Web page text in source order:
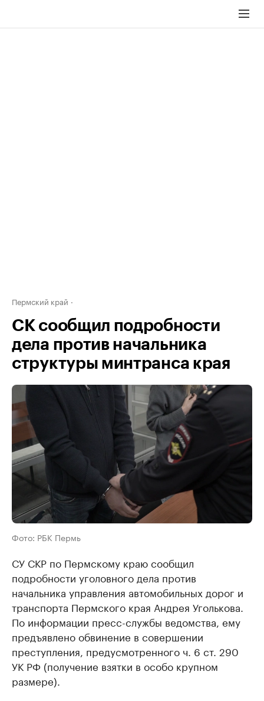
Пермский край
СК сообщил подробности
дела против начальника
структуры минтранса края
Фото: РБК Пермь
СУ СКР по Пермскому краю сообщил
подробности уголовного дела против
начальника управления автомобильных дорог и
транспорта Пермского края Андрея Уголькова.
По информации пресс-службы ведомства, ему
предъявлено обвинение в совершении
преступления, предусмотренного ч. 6 ст. 290
УК РФ (получение взятки в особо крупном
размере).